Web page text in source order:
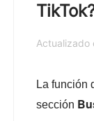
Actualizado
La función
sección